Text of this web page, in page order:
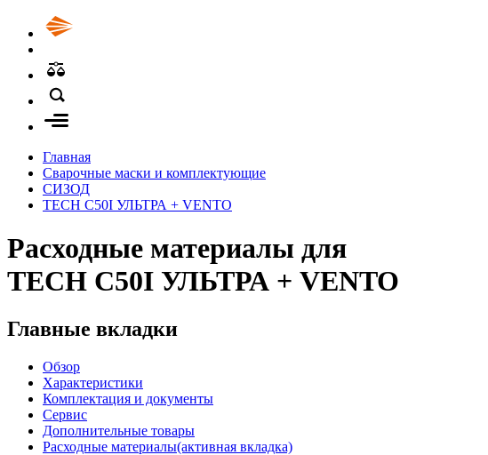
Главная
Сварочные маски и комплектующие
СИЗОД
TECH C50I УЛЬТРА + VENTO
Расходные материалы для
TECH C50I УЛЬТРА + VENTO
Главные вкладки
Обзор
Характеристики
Комплектация и документы
Сервис
Дополнительные товары
Расходные материалы(активная вкладка)